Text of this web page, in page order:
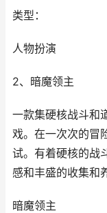
类型：
人物扮演
2、暗魔领主
一款集硬核战斗和
戏。在一次次的冒
试。有着硬核的战
感和丰盛的收集和
暗魔领主